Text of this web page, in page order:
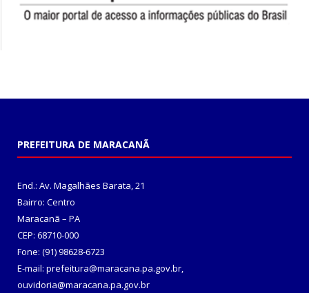
PREFEITURA DE MARACANÃ
End.: Av. Magalhães Barata, 21
Bairro: Centro
Maracanã – PA
CEP: 68710-000
Fone: (91) 98628-6723
E-mail: prefeitura@maracana.pa.gov.br,
ouvidoria@maracana.pa.gov.br